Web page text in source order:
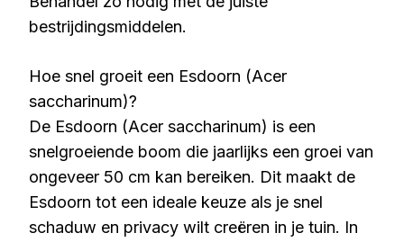
bestrijdingsmiddelen.
Hoe snel groeit een Esdoorn (Acer
saccharinum)?
De Esdoorn (Acer saccharinum) is een
snelgroeiende boom die jaarlijks een groei van
ongeveer 50 cm kan bereiken. Dit maakt de
Esdoorn tot een ideale keuze als je snel
schaduw en privacy wilt creëren in je tuin. In